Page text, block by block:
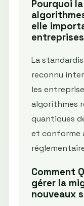
Pourquoi
elle
La
reconnu
les
algorithmes
quantiques
et conforme
Comment
gérer la
nouveaux